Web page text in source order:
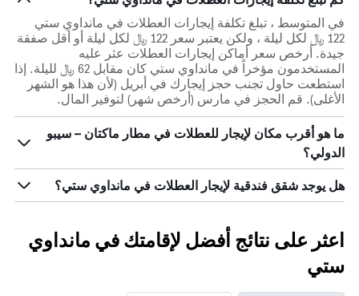
في المتوسط ، تبلغ تكلفة إيجارات العطلات في مانداوي ستي
122 ﷼ لكل ليلة ، ولكن يعتبر سعر 122 ﷼ لكل ليلة أو أقل صفقة
جيدة. أرخص سعر أماكن إيجارات العطلات عثر عليه
المستخدمون مؤخراً في مانداوي ستي كان مقابل 62 ﷼ لليلة. إذا
استطعت حاول تجنب حجز إيجارك في أبريل (لأن هذا هو الشهر
الأغلى). قم الحجز في مارس (أرخص شهر) لتوفير المال.
ما هو أقرب مكان لإيجار للعطلات في مطار ماكتان – سيبو
الدولي؟
هل يوجد شقق فندقية لإيجار العطلات في مانداوي ستي؟
اعثر على نتائج أفضل لإقامتك في مانداوي
ستي